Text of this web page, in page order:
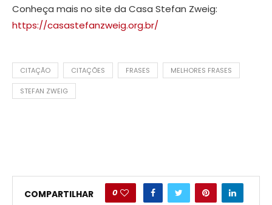
Conheça mais no site da Casa Stefan Zweig:
https://casastefanzweig.org.br/
CITAÇÃO CITAÇÕES FRASES MELHORES FRASES
STEFAN ZWEIG
COMPARTILHAR 0